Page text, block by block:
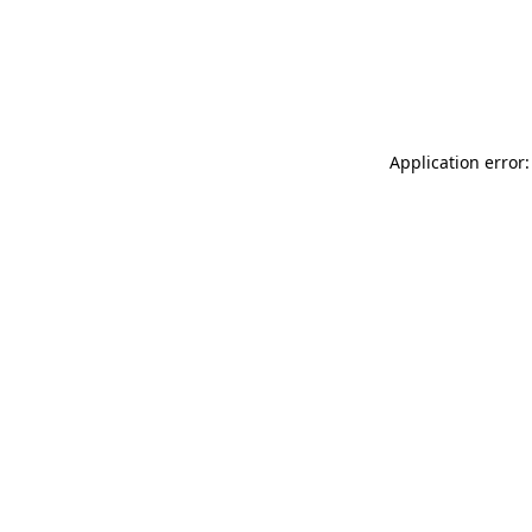
Application